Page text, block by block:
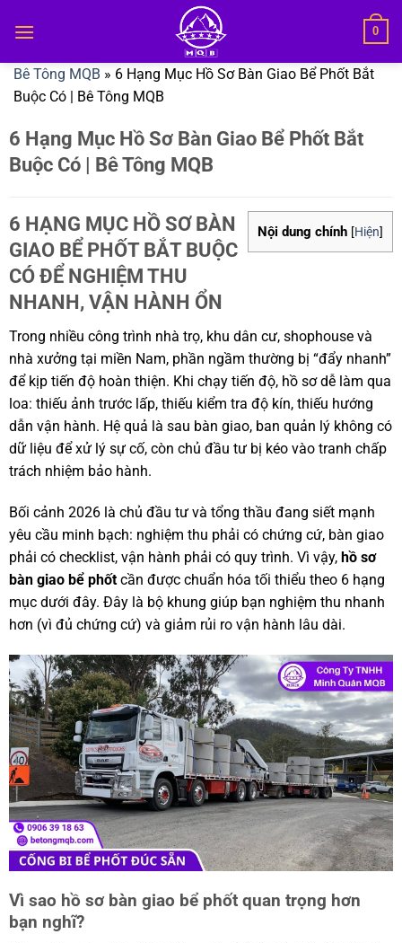
qua
dung
0
Bê Tông MQB » 6 Hạng Mục Hồ Sơ Bàn Giao Bể Phốt Bắt
Buộc Có | Bê Tông MQB
6 Hạng Mục Hồ Sơ Bàn Giao Bể Phốt Bắt
Buộc Có | Bê Tông MQB
Nội dung chính [Hiện]
6 HẠNG MỤC HỒ SƠ BÀN
GIAO BỂ PHỐT BẮT BUỘC
CÓ ĐỂ NGHIỆM THU
NHANH, VẬN HÀNH ỔN
Trong nhiều công trình nhà trọ, khu dân cư, shophouse và
nhà xưởng tại miền Nam, phần ngầm thường bị “đẩy nhanh”
để kịp tiến độ hoàn thiện. Khi chạy tiến độ, hồ sơ dễ làm qua
loa: thiếu ảnh trước lấp, thiếu kiểm tra độ kín, thiếu hướng
dẫn vận hành. Hệ quả là sau bàn giao, ban quản lý không có
dữ liệu để xử lý sự cố, còn chủ đầu tư bị kéo vào tranh chấp
trách nhiệm bảo hành.
Bối cảnh 2026 là chủ đầu tư và tổng thầu đang siết mạnh
yêu cầu minh bạch: nghiệm thu phải có chứng cứ, bàn giao
phải có checklist, vận hành phải có quy trình. Vì vậy, hồ sơ
bàn giao bể phốtcần được chuẩn hóa tối thiểu theo 6 hạng
mục dưới đây. Đây là bộ khung giúp bạn nghiệm thu nhanh
hơn (vì đủ chứng cứ) và giảm rủi ro vận hành lâu dài.
Vì sao hồ sơ bàn giao bể phốt quan trọng hơn
bạn nghĩ?